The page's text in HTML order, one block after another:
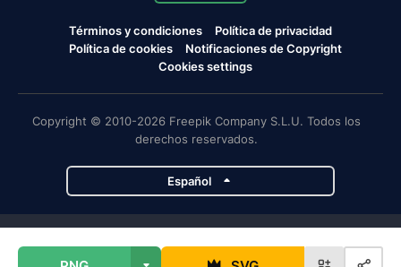
Términos y condiciones
Política de privacidad
Política de cookies
Notificaciones de Copyright
Cookies settings
Copyright © 2010-2026 Freepik Company S.L.U. Todos los
derechos reservados.
Español